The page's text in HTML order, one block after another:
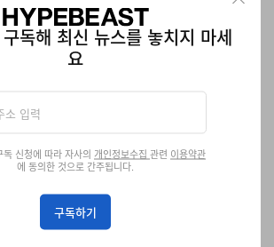
왈라비를 찾는다면?
285
독해 최신 뉴스를 놓치지 마세
요
신청에 따라 자사의 개인정보수집 관련 이용약관
에 동의한 것으로 간주됩니다.
구독하기